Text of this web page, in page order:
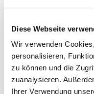
Diese Webseite
Wir verwenden
personalisieren,
zu können und die
zuanalysieren.
Ihrer Verwendung
Preis: